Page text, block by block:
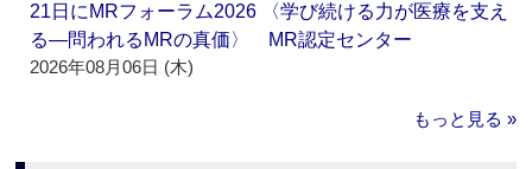
21日にMRフォーラム2026 〈学び続ける力が医療を支え
る―問われるMRの真価〉 MR認定センター
2026年08月06日 (木)
もっと見る »